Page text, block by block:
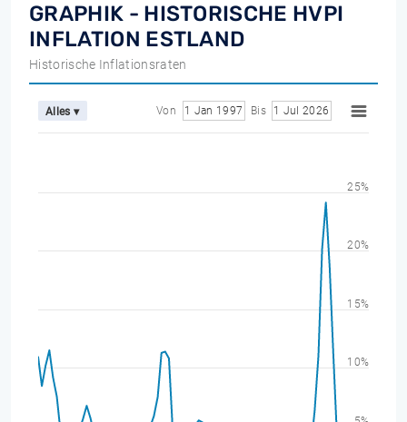
GRAPHIK - HISTORISCHE HVPI
INFLATION ESTLAND
Historische Inflationsraten
Alles ▾ Von 1 Jan 1997 Bis 1 Jul 2026
10%
15%
20%
25%